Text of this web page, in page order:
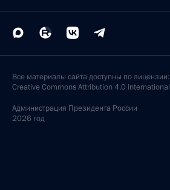
Все материалы сайта доступны по лицензии:
Creative Commons Attribution 4.0 International
Администрация Президента России
2026 год